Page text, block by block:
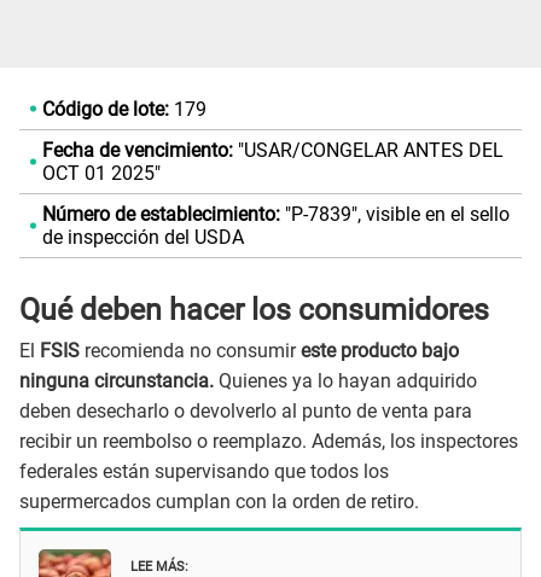
Código de lote:179
Fecha de vencimiento:"USAR/CONGELAR ANTES DEL
OCT 01 2025"
Número de establecimiento: "P-7839", visible en el sello
de inspección del USDA
Qué deben hacer los consumidores
El FSIS recomienda no consumireste producto bajo
ninguna circunstancia. Quienes ya lo hayan adquirido
deben desecharlo o devolverlo al punto de venta para
recibir un reembolso o reemplazo. Además, los inspectores
federales están supervisando que todos los
supermercados cumplan con la orden de retiro.
LEE MÁS: